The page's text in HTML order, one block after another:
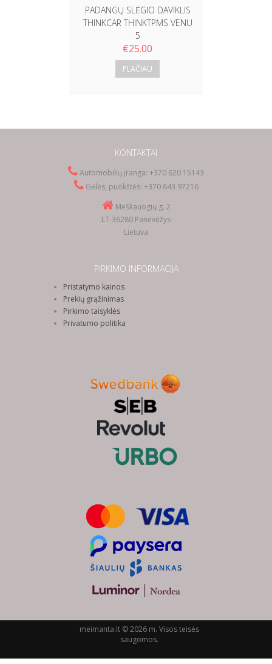
PADANGŲ SLĖGIO DAVIKLIS
THINKCAR THINKTPMS VENU
5
€25.00
PLAČIAU
KONTAKTAI
Automobilių įranga: +370 620 15143
Gėlės, puokštės: +370 643 97216
Meškauogių g. 2
LT-36280 Panevėžys
Lietuva
PIRKIMO INFORMACIJA
Pristatymo kainos
Prekių grąžinimas
Pirkimo taisyklės
Privatumo politika
meimanta.lt © 2026 m. Visos teisės
saugomos.